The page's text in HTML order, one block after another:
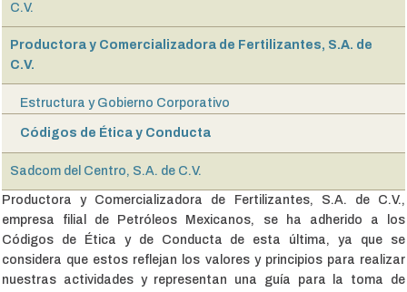
C.V.
Productora y Comercializadora de Fertilizantes, S.A. de
C.V.
Estructura y Gobierno Corporativo
Códigos de Ética y Conducta
Sadcom del Centro, S.A. de C.V.
Productora y Comercializadora de Fertilizantes, S.A. de C.V.,
empresa filial de Petróleos Mexicanos, se ha adherido a los
Códigos de Ética y de Conducta de esta última, ya que se
considera que estos reflejan los valores y principios para realizar
nuestras actividades y representan una guía para la toma de